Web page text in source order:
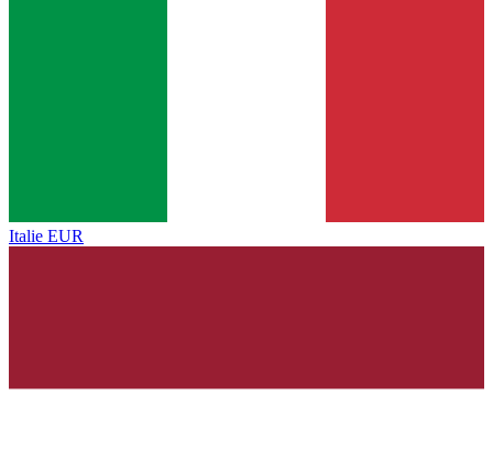
Italie EUR